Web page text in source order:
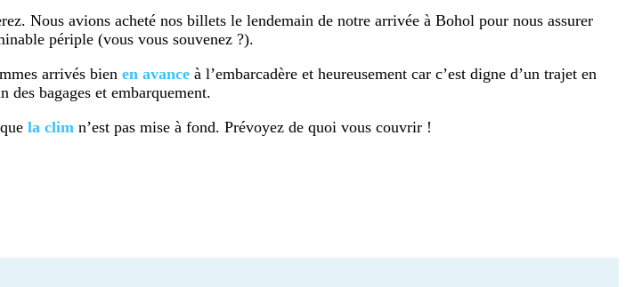
Nous avions acheté nos billets le lendemain de notre arrivée à Bohol pour nous assurer
périple (vous vous souvenez ?).
arrivés bien en avanceà l’embarcadère et heureusement car c’est digne d’un trajet en
des bagages et embarquement.
la clim n’est pas mise à fond. Prévoyez de quoi vous couvrir !